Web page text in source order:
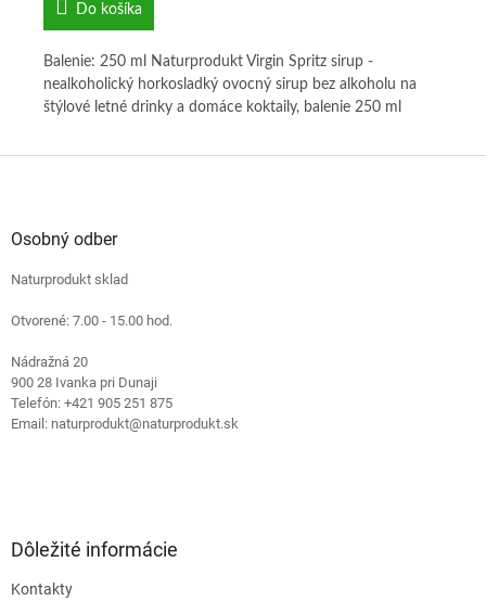
Do košíka
Balenie: 250 ml Naturprodukt Virgin Spritz sirup -
nealkoholický horkosladký ovocný sirup bez alkoholu na
štýlové letné drinky a domáce koktaily, balenie 250 ml
Osobný odber
Naturprodukt sklad
Otvorené: 7.00 - 15.00 hod.
Nádražná 20
900 28 Ivanka pri Dunaji
Telefón: +421 905 251 875
Email: naturprodukt@naturprodukt.sk
Dôležité informácie
Kontakty